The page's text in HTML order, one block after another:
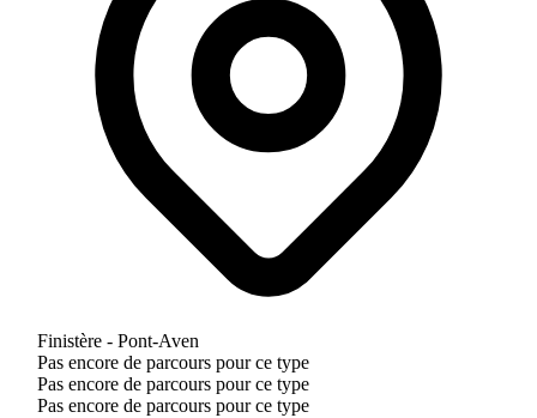
Finistère - Pont-Aven
Pas encore de parcours pour ce type
Pas encore de parcours pour ce type
Pas encore de parcours pour ce type